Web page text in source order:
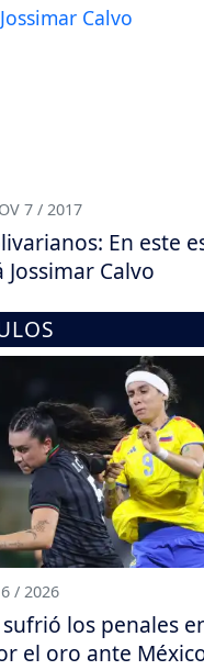
7 / 2017
En este
Calvo
/ 2026
los penales
el oro ante